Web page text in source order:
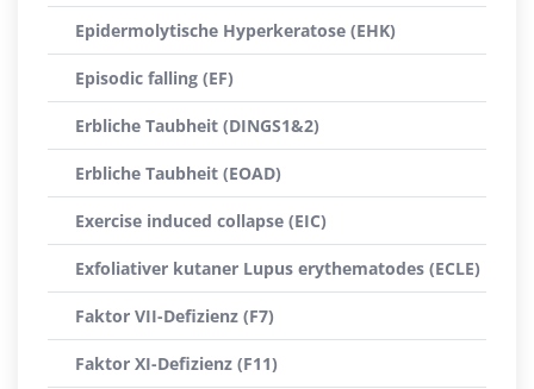
Epidermolytische Hyperkeratose (EHK)
Episodic falling (EF)
Erbliche Taubheit (DINGS1&2)
Erbliche Taubheit (EOAD)
Exercise induced collapse (EIC)
Exfoliativer kutaner Lupus erythematodes (ECLE)
Faktor VII-Defizienz (F7)
Faktor XI-Defizienz (F11)